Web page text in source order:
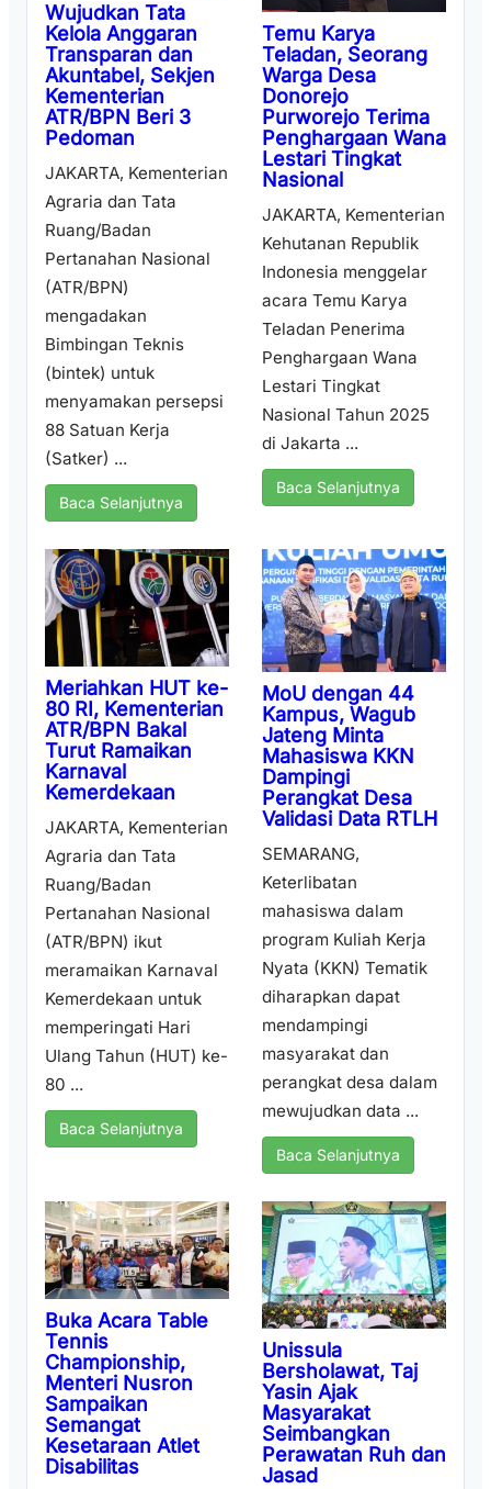
Wujudkan Tata
Kelola Anggaran
Transparan dan
Akuntabel, Sekjen
Kementerian
ATR/BPN Beri 3
Pedoman
JAKARTA, Kementerian
Agraria dan Tata
Ruang/Badan
Pertanahan Nasional
(ATR/BPN)
mengadakan
Bimbingan Teknis
(bintek) untuk
menyamakan persepsi
88 Satuan Kerja
(Satker) ...
Baca Selanjutnya
Temu Karya
Teladan, Seorang
Warga Desa
Donorejo
Purworejo Terima
Penghargaan Wana
Lestari Tingkat
Nasional
JAKARTA, Kementerian
Kehutanan Republik
Indonesia menggelar
acara Temu Karya
Teladan Penerima
Penghargaan Wana
Lestari Tingkat
Nasional Tahun 2025
di Jakarta ...
Baca Selanjutnya
Meriahkan HUT ke-
80 RI, Kementerian
ATR/BPN Bakal
Turut Ramaikan
Karnaval
Kemerdekaan
JAKARTA, Kementerian
Agraria dan Tata
Ruang/Badan
Pertanahan Nasional
(ATR/BPN) ikut
meramaikan Karnaval
Kemerdekaan untuk
memperingati Hari
Ulang Tahun (HUT) ke-
80 ...
Baca Selanjutnya
MoU dengan 44
Kampus, Wagub
Jateng Minta
Mahasiswa KKN
Dampingi
Perangkat Desa
Validasi Data RTLH
SEMARANG,
Keterlibatan
mahasiswa dalam
program Kuliah Kerja
Nyata (KKN) Tematik
diharapkan dapat
mendampingi
masyarakat dan
perangkat desa dalam
mewujudkan data ...
Baca Selanjutnya
Buka Acara Table
Tennis
Championship,
Menteri Nusron
Sampaikan
Semangat
Kesetaraan Atlet
Disabilitas
Unissula
Bersholawat, Taj
Yasin Ajak
Masyarakat
Seimbangkan
Perawatan Ruh dan
Jasad